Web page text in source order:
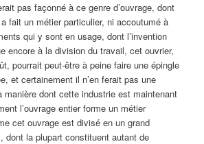
pas façonné à ce genre d’ouvrage, dont
fait un métier particulier, ni accoutumé à
qui y sont en usage, dont l’invention
encore à la division du travail, cet ouvrier,
pourrait peut-être à peine faire une épingle
et certainement il n’en ferait pas une
manière dont cette industrie est maintenant
l’ouvrage entier forme un métier
cet ouvrage est divisé en un grand
dont la plupart constituent autant de